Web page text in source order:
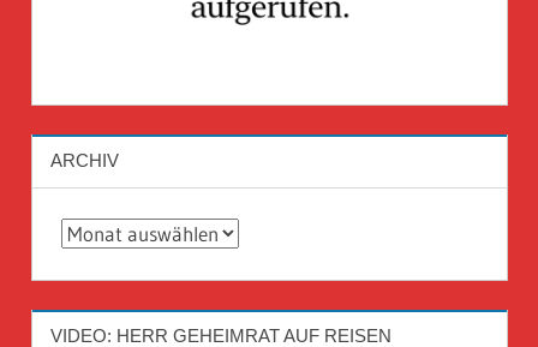
ARCHIV
Archiv
VIDEO: HERR GEHEIMRAT AUF REISEN